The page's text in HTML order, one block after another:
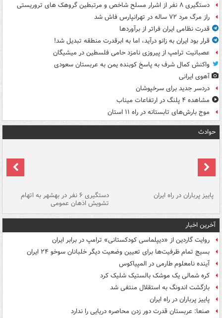
دستگیری ۸ نفر از اشرار مسلح شاخص و مرتبطین گروهک های تروریستی
راز مرگ مرد ۷۲ ساله در تهرانپارس فاش شد
قدرت نظامی ایران فراتر از برآوردها
قرار بود ایران به زانو درآید، اما به ابرقدرت منطقه تبدیل شد!
عصبانیت ترامپ از پیروزی نامزد حامی فلسطین در میشیگان
واکنش کمال شرف به پاسخ کوبنده یمن به عربستان سعودی
آهوی ایرانی
دردسر جدید برای سرخپوشان
مشاهده ۴ پلنگ در ارتفاعات میناب
موج بارش‌های تابستانه در راه ۱۱ استان
حوادث
پاییز پرباران در راه ایران دستگیری ۶ نفر در بهشهر به اتهام
تشویش اذهان عمومی
آخرین اخبار
روایت گاردین از «دیپلماسی کودکستانی» ترامپ در برابر ایران
بسیج تمام ظرفیت‌ها برای تعیین وضعیت دیگر خلبانان سوخو ۲۴ ایران
آینده نامعلوم طارمی در المپیاکوس
کره شمالی یک موشک بالستیک شلیک کرد
بازگشت اندونگ به استقلال منتفی شد
پاییز پرباران در راه ایران
صنعا: عربستان قدرت دور زدن محاصره دریایی را ندارد